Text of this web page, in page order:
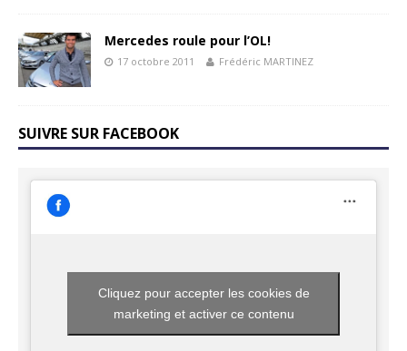
Mercedes roule pour l’OL!
17 octobre 2011 Frédéric MARTINEZ
SUIVRE SUR FACEBOOK
Cliquez pour accepter les cookies de
marketing et activer ce contenu